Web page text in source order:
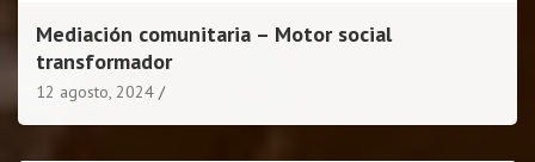
Mediación comunitaria – Motor social
transformador
12 agosto, 2024